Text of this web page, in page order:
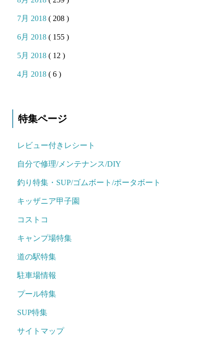
7月 2018( 208 )
6月 2018( 155 )
5月 2018( 12 )
4月 2018( 6 )
特集ページ
レビュー付きレシート
自分で修理/メンテナンス/DIY
釣り特集・SUP/ゴムボート/ポータボート
キッザニア甲子園
コストコ
キャンプ場特集
道の駅特集
駐車場情報
プール特集
SUP特集
サイトマップ